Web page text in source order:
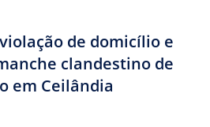
de domicílio e
clandestino de
em Ceilândia